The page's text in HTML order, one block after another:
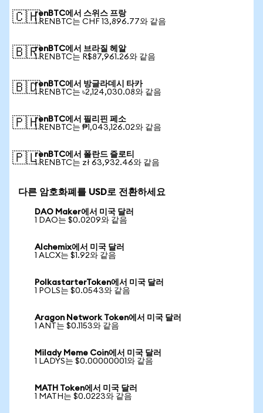
🇨🇭renBTC에서 스위스 프랑
1 RENBTC는 CHF 13,896.77와 같음
🇧🇷renBTC에서 브라질 헤알
1 RENBTC는 R$87,961.26와 같음
🇧🇩renBTC에서 방글라데시 타카
1 RENBTC는 ৳2,124,030.08와 같음
🇵🇭renBTC에서 필리핀 페소
1 RENBTC는 ₱1,043,126.02와 같음
🇵🇱renBTC에서 폴란드 즐로티
1 RENBTC는 zł 63,932.46와 같음
다른 암호화폐를 USD로 전환하세요
DAO Maker에서 미국 달러
1 DAO는 $0.0209와 같음
Alchemix에서 미국 달러
1 ALCX는 $1.92와 같음
PolkastarterToken에서 미국 달러
1 POLS는 $0.0543와 같음
Aragon Network Token에서 미국 달러
1 ANT는 $0.1153와 같음
Milady Meme Coin에서 미국 달러
1 LADYS는 $0.00000001와 같음
MATH Token에서 미국 달러
1 MATH는 $0.0223와 같음